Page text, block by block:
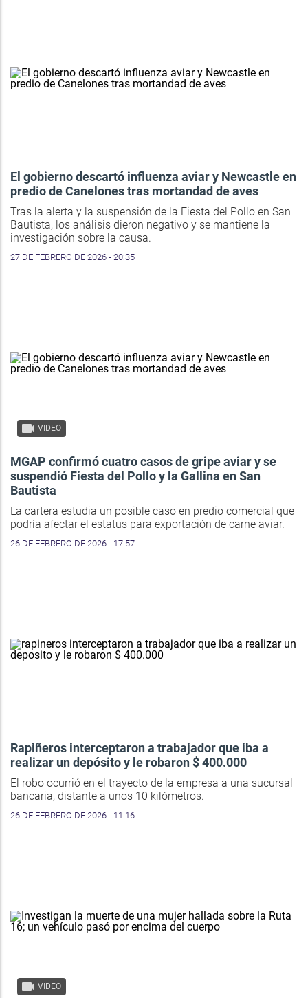
El gobierno descartó influenza aviar y Newcastle en
predio de Canelones tras mortandad de aves
Tras la alerta y la suspensión de la Fiesta del Pollo en San
Bautista, los análisis dieron negativo y se mantiene la
investigación sobre la causa.
27 DE FEBRERO DE 2026 - 20:35
VIDEO
MGAP confirmó cuatro casos de gripe aviar y se
suspendió Fiesta del Pollo y la Gallina en San
Bautista
La cartera estudia un posible caso en predio comercial que
podría afectar el estatus para exportación de carne aviar.
26 DE FEBRERO DE 2026 - 17:57
Rapiñeros interceptaron a trabajador que iba a
realizar un depósito y le robaron $ 400.000
El robo ocurrió en el trayecto de la empresa a una sucursal
bancaria, distante a unos 10 kilómetros.
26 DE FEBRERO DE 2026 - 11:16
VIDEO